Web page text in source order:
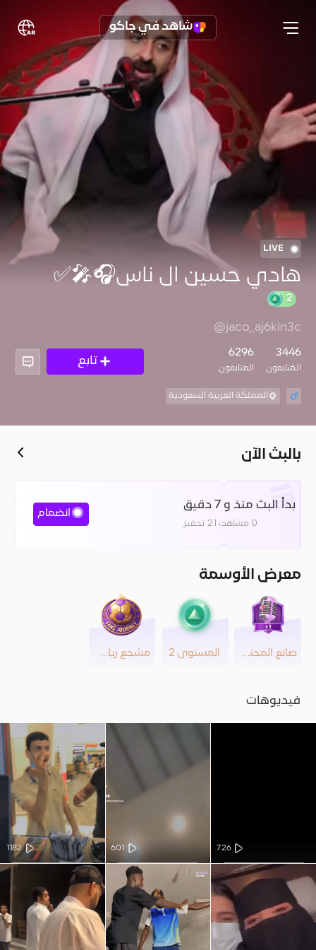
شاهد في جاكو
LIVE
هادي حسين ال ناس🎧🎤✅
@jaco_aj6kin3c
3446
المُتابعون
6296
المتابعون
تابع
المملكة العربية السعودية
بالبث الآن
بدأ البث منذ و 7 دقيق
0 مشاهد، 21 تحفيز
انضمام
معرض الأوسمة
صانع المحتوى المستوى 2 مشجع رياضي
فيديوهات
726
601
1182